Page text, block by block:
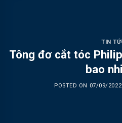
TIN
Tông đơ cắt tóc
bao
POSTED ON 07/09/2022